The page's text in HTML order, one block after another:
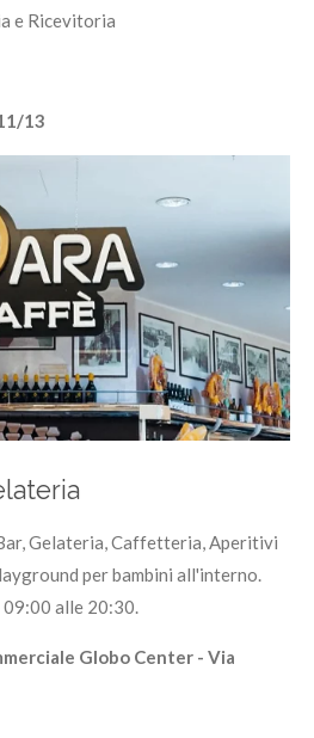
e Ricevitoria
13
Gelateria, Caffetteria, Aperitivi
per bambini all'interno.
alle 20:30.
Globo Center - Via